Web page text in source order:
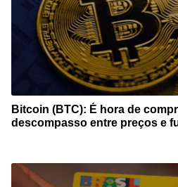
Bitcoin (BTC): É hora de
descompasso entre preços e